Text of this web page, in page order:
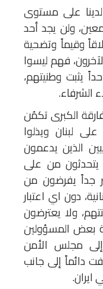
على مستوى
ولن يجد أحد
وقيماً وتضحية
فهم ليسوا
يثبت وطنيتهم،
الشرفاء.
الكبرى تكمُن
لبنان ويذلوا
الذين يدعمون
يتحدثون من على
جداً يفرضون من
دون اي اعتبار
ولا يعترضون
بعض المسؤولين
مجلس الأمن
دائماً إلى جانب
ايران.